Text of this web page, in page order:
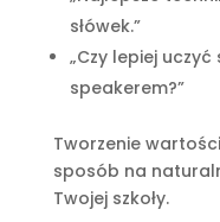
słówek.”
„Czy lepiej
speakerem?”
Tworzenie
sposób na
Twojej szkoły.